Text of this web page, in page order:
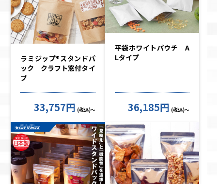
ラミジップ®スタンドパ
ック クラフト窓付タイ
プ
33,757円 (税込)～
平袋ホワイトパウチ A
Lタイプ
36,185円 (税込)～